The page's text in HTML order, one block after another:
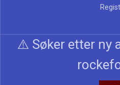
⚠️ Søker etter ny